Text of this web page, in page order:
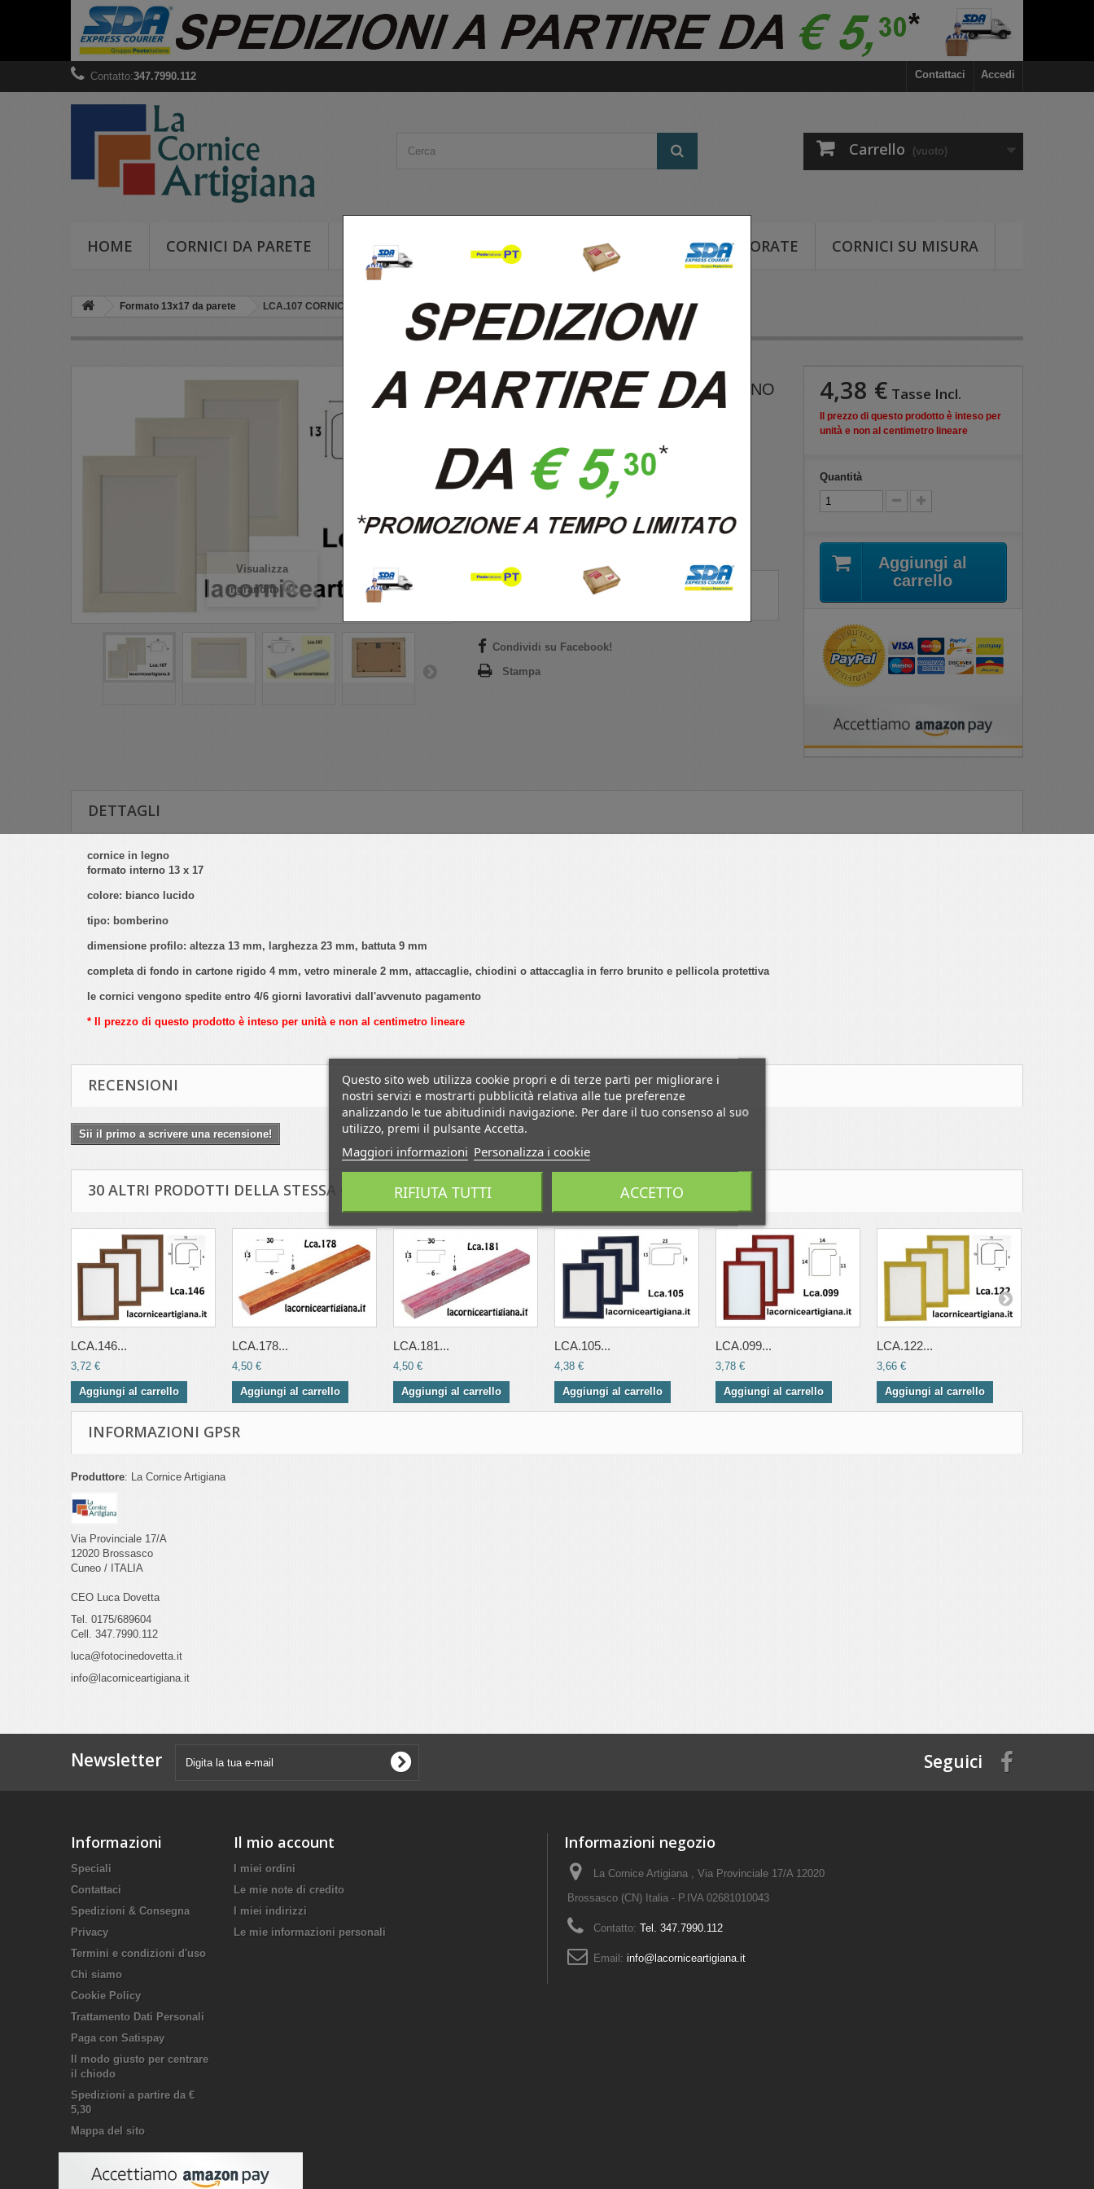
Accedi
Contattaci
Contatto:347.7990.112
Carrello (vuoto)
HOME CORNICI DA PARETE CORNICI DA TAVOLO TINTA NOCE CORNICI COLORATE CORNICI SU MISURA
Formato 13x17 da parete LCA.107 CORNICE 13X17 BOMBERINO BIANCO LUCIDO CON VETRO
Visualizza
ingrandito
LCA.107 CORNICE 13X17 BOMBERINO
BIANCO LUCIDO CON VETRO
Condizione: Nuovo prodotto
Disponibilità:6 (Articoli)
Condividi
Scrivi una recensione
Condividi su Facebook!
Stampa
4,38 € Tasse Incl.
Il prezzo di questo prodotto è inteso per
unità e non al centimetro lineare
Quantità
Aggiungi al
carrello
DETTAGLI
cornice in legno
formato interno 13 x 17
colore: bianco lucido
tipo: bomberino
dimensione profilo: altezza 13 mm, larghezza 23 mm, battuta 9 mm
completa di fondo in cartone rigido 4 mm, vetro minerale 2 mm, attaccaglie, chiodini o attaccaglia in ferro brunito e pellicola protettiva
le cornici vengono spedite entro 4/6 giorni lavorativi dall'avvenuto pagamento
* Il prezzo di questo prodotto è inteso per unità e non al centimetro lineare
RECENSIONI
Sii il primo a scrivere una recensione!
30 ALTRI PRODOTTI DELLA STESSA CATEGORIA:
LCA.146...
3,72 €
Aggiungi al carrello
LCA.178...
4,50 €
Aggiungi al carrello
LCA.181...
4,50 €
Aggiungi al carrello
LCA.105...
4,38 €
Aggiungi al carrello
LCA.099...
3,78 €
Aggiungi al carrello
LCA.122...
3,66 €
Aggiungi al carrello
INFORMAZIONI GPSR
Produttore: La Cornice Artigiana
Via Provinciale 17/A
12020 Brossasco
Cuneo / ITALIA
CEO Luca Dovetta
Tel. 0175/689604
Cell. 347.7990.112
luca@fotocinedovetta.it
info@lacorniceartigiana.it
Newsletter Seguici
Informazioni
Speciali
Contattaci
Spedizioni & Consegna
Privacy
Termini e condizioni d'uso
Chi siamo
Cookie Policy
Trattamento Dati Personali
Paga con Satispay
Il modo giusto per centrare
il chiodo
Spedizioni a partire da €
5,30
Mappa del sito
Il mio account
I miei ordini
Le mie note di credito
I miei indirizzi
Le mie informazioni personali
Informazioni negozio
La Cornice Artigiana , Via Provinciale 17/A 12020
Brossasco (CN) Italia - P.IVA 02681010043
Contatto: Tel. 347.7990.112
Email: info@lacorniceartigiana.it
Questo sito web utilizza cookie propri e di terze parti per migliorare i
nostri servizi e mostrarti pubblicità relativa alle tue preferenze
analizzando le tue abitudinidi navigazione. Per dare il tuo consenso al suo
utilizzo, premi il pulsante Accetta.
Maggiori informazioni Personalizza i cookie
RIFIUTA TUTTI ACCETTO